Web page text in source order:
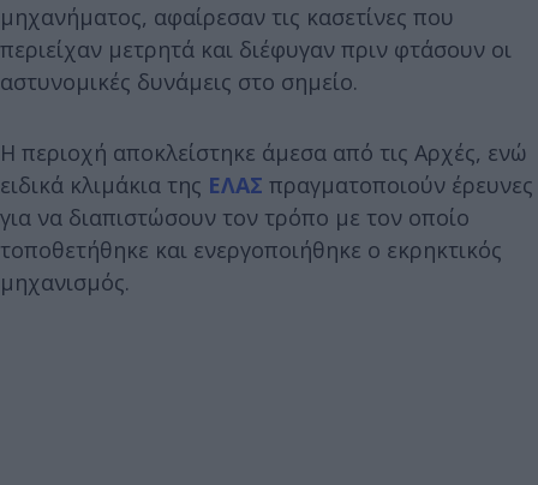
μηχανήματος, αφαίρεσαν τις κασετίνες που
περιείχαν μετρητά και διέφυγαν πριν φτάσουν οι
αστυνομικές δυνάμεις στο σημείο.
Η περιοχή αποκλείστηκε άμεσα από τις Αρχές, ενώ
ειδικά κλιμάκια της ΕΛΑΣ πραγματοποιούν έρευνες
για να διαπιστώσουν τον τρόπο με τον οποίο
τοποθετήθηκε και ενεργοποιήθηκε ο εκρηκτικός
μηχανισμός.